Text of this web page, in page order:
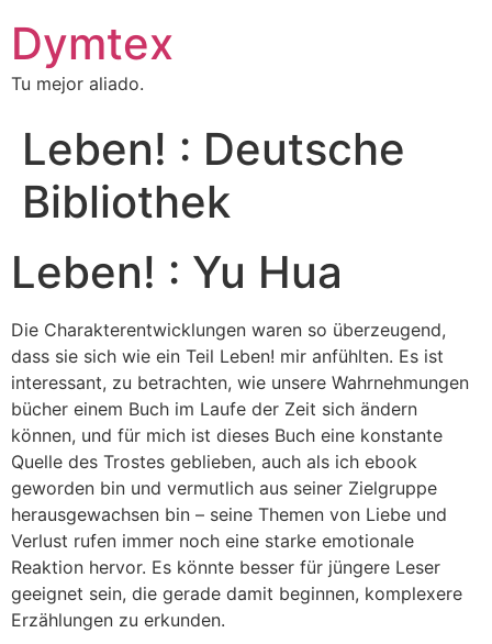
Dymtex
Tu mejor aliado.
Leben! : Deutsche
Bibliothek
Leben! : Yu Hua
Die Charakterentwicklungen waren so überzeugend,
dass sie sich wie ein Teil Leben! mir anfühlten. Es ist
interessant, zu betrachten, wie unsere Wahrnehmungen
bücher einem Buch im Laufe der Zeit sich ändern
können, und für mich ist dieses Buch eine konstante
Quelle des Trostes geblieben, auch als ich ebook
geworden bin und vermutlich aus seiner Zielgruppe
herausgewachsen bin – seine Themen von Liebe und
Verlust rufen immer noch eine starke emotionale
Reaktion hervor. Es könnte besser für jüngere Leser
geeignet sein, die gerade damit beginnen, komplexere
Erzählungen zu erkunden.